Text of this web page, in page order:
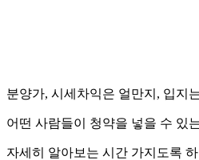
분양가, 시세차익은 얼만지, 입지
어떤 사람들이 청약을 넣을 수 있
자세히 알아보는 시간 가지도록